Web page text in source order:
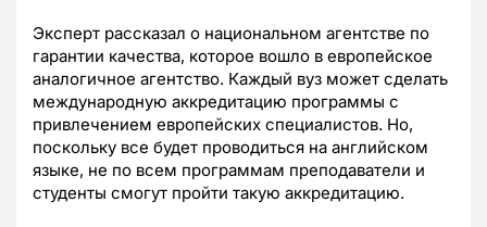
Эксперт рассказал о национальном агентстве по
гарантии качества, которое вошло в европейское
аналогичное агентство. Каждый вуз может сделать
международную аккредитацию программы с
привлечением европейских специалистов. Но,
поскольку все будет проводиться на английском
языке, не по всем программам преподаватели и
студенты смогут пройти такую аккредитацию.